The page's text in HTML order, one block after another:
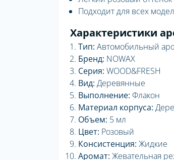
Подходит для всех
Характеристики
Тип: Автомобильный
Бренд: NOWAX
Серия: WOOD&FRESH
Вид: Деревянные
Выполнение: Флакон
Материал корпуса:
Объем: 5 мл
Цвет: Розовый
Консистенция: Жидкие
Аромат: Жевательная